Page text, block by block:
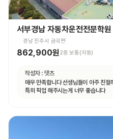
서부경남 자동차운전전문학원
경남 진주시 금곡면
862,900원2종 보통(자동)
작성자 : 댓츠
매우 만족합니다 선생님들이 아주 친
특히 픽업 해주시는게 너무 좋습니다